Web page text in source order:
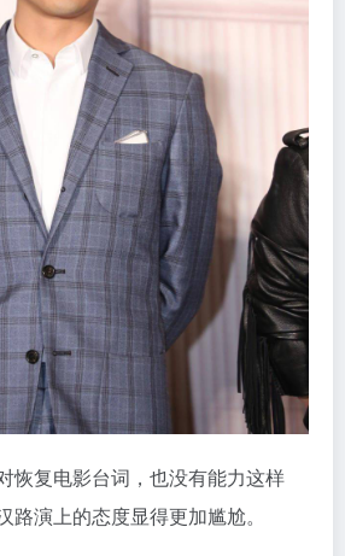
恢复电影台词，也没有能力这样
路演上的态度显得更加尴尬。